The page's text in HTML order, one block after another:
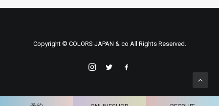
Copyright © COLORS JAPAN & co All Rights Reserved.